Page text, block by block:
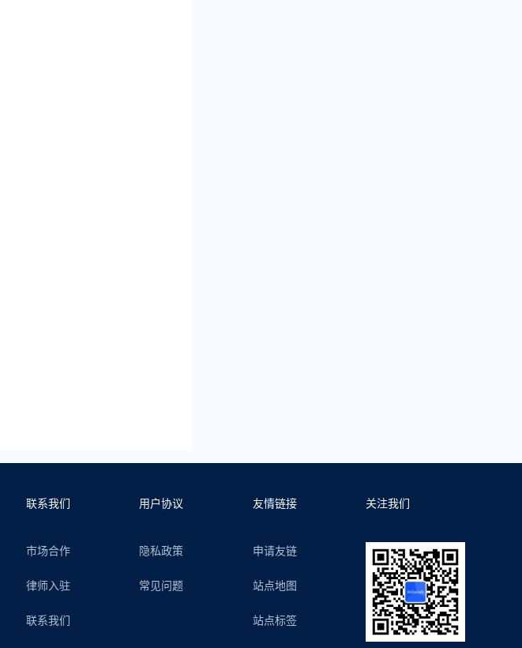
联系我们
市场合作
律师入驻
联系我们
用户协议
隐私政策
常见问题
友情链接
申请友链
站点地图
站点标签
关注我们